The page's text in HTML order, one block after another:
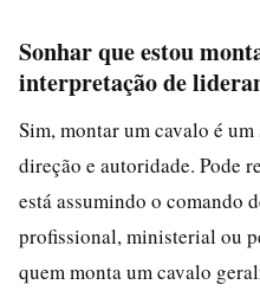
Sonhar que estou
interpretação de
Sim, montar um cavalo é
direção e autoridade. Pode
está assumindo o comando
profissional, ministerial ou
quem monta um cavalo